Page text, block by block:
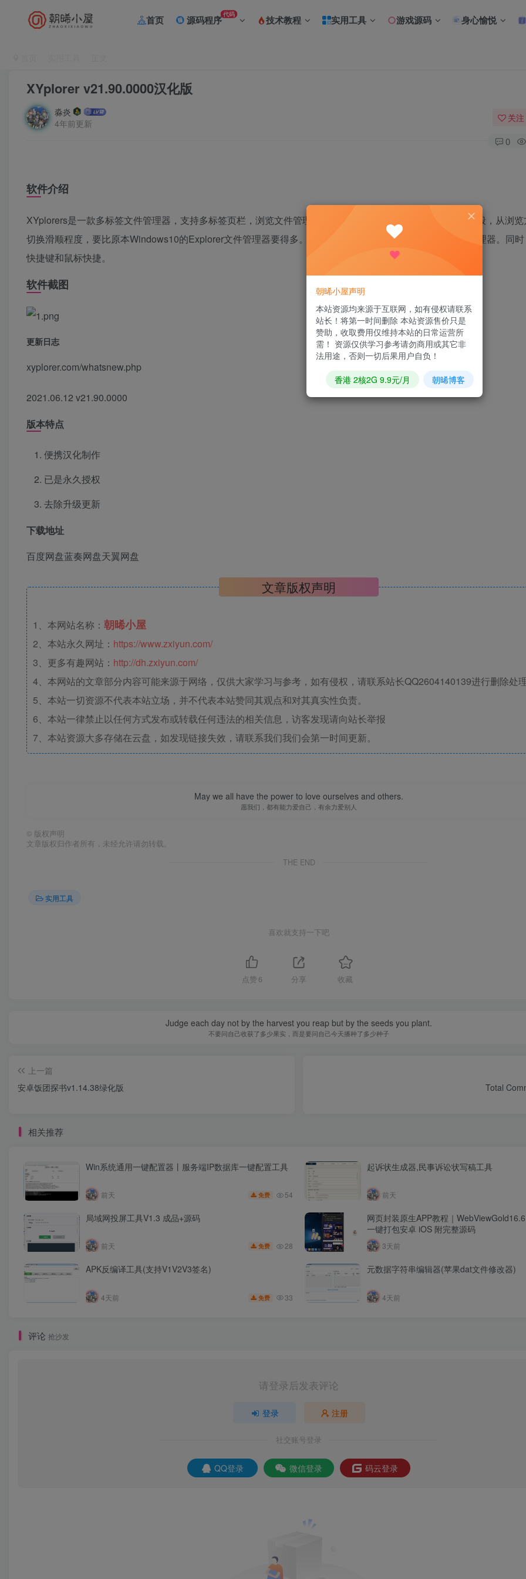
首页 源码程序代码 技术教程 实用工具 游戏源码 身心愉悦
XYplorer v21.90.0000汉化版
淼炎
4年前更新
关注
0
软件介绍
XYplorers是一款多标签文件管理器，支持多标签页栏，浏览文件管理时就跟使用Chrome之类的浏览器感觉一般，从浏
切换滑顺程度，要比原本Windows10的Explorer文件管理器要得多。可以大部分程度上替代系统自带的文件管理器。同
快捷键和鼠标快捷。
软件截图
更新日志
xyplorer.com/whatsnew.php
2021.06.12 v21.90.0000
版本特点
便携汉化制作
已是永久授权
去除升级更新
下载地址
百度网盘蓝奏网盘天翼网盘
文章版权声明
1、本网站名称： 朝晞小屋
2、本站永久网址： https://www.zxiyun.com/
3、更多有趣网站： http://dh.zxiyun.com/
4、本网站的文章部分内容可能来源于网络，仅供大家学习与参考，如有侵权，请联系站长QQ2604140139进行删除处
5、本站一切资源不代表本站立场，并不代表本站赞同其观点和对其真实性负责。
6、本站一律禁止以任何方式发布或转载任何违法的相关信息，访客发现请向站长举报
7、本站资源大多存储在云盘，如发现链接失效，请联系我们我们会第一时间更新。
May we all have the power to love ourselves and others.
愿我们，都有能力爱自己，有余力爱别人
© 版权声明
文章版权归作者所有，未经允许请勿转载。
THE END
实用工具
喜欢就支持一下吧
点赞 6 分享 收藏
Judge each day not by the harvest you reap but by the seeds you plant.
不要问自己收获了多少果实，而是要问自己今天播种了多少种子
上一篇
安卓饭团探书v1.14.38绿化版
Total
相关推荐
Win系统通用一键配置器丨服务端IP数据库一键配置工具
前天 免费 54
起诉状生成器,民事诉讼状写稿工具
前天
局域网投屏工具V1.3 成品+源码
前天 免费 28
网页封装原生APP教程｜
一键打包安卓 iOS 附完整源码
3天前
APK反编译工具(支持V1V2V3签名)
4天前 免费 33
元数据字符串编辑器(苹果dat文件修改器)
4天前
评论 抢沙发
请登录后发表评论
登录 注册
社交账号登录
QQ登录 微信登录 码云登录
朝晞小屋声明
本站资源均来源于互联网，如有侵权请联系
站长！将第一时间删除 本站资源售价只是
赞助，收取费用仅维持本站的日常运营所
需！ 资源仅供学习参考请勿商用或其它非
法用途，否则一切后果用户自负！
香港 2核2G 9.9元/月 朝晞博客